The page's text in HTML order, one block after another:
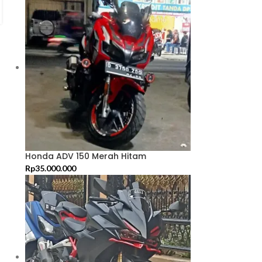
Honda ADV 150 Merah Hitam
Rp35.000.000